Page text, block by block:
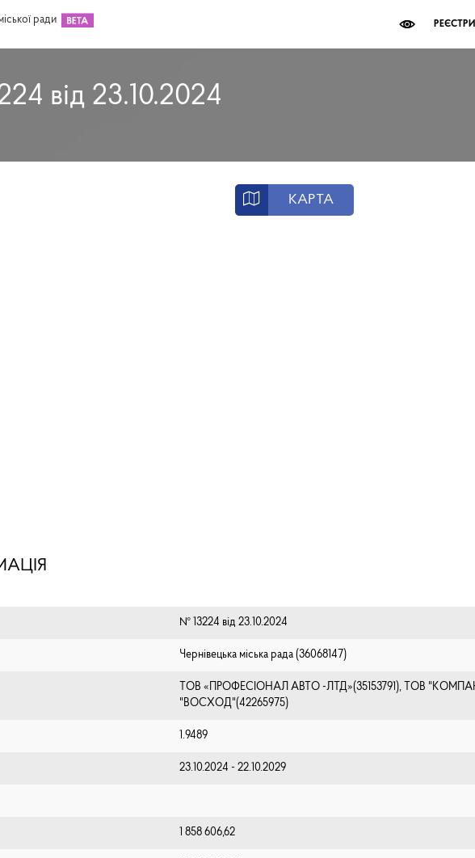
ради РЕЄСТРИ
від 23.10.2024
КАРТА
№ 13224 від 23.10.2024
Чернівецька міська рада (⁨36068147⁩)
ТОВ «ПРОФЕСІОНАЛ АВТО -ЛТД»(35153791), ТОВ
"ВОСХОД"(42265975)
1.9489
23.10.2024 - 22.10.2029
1 858 606,62